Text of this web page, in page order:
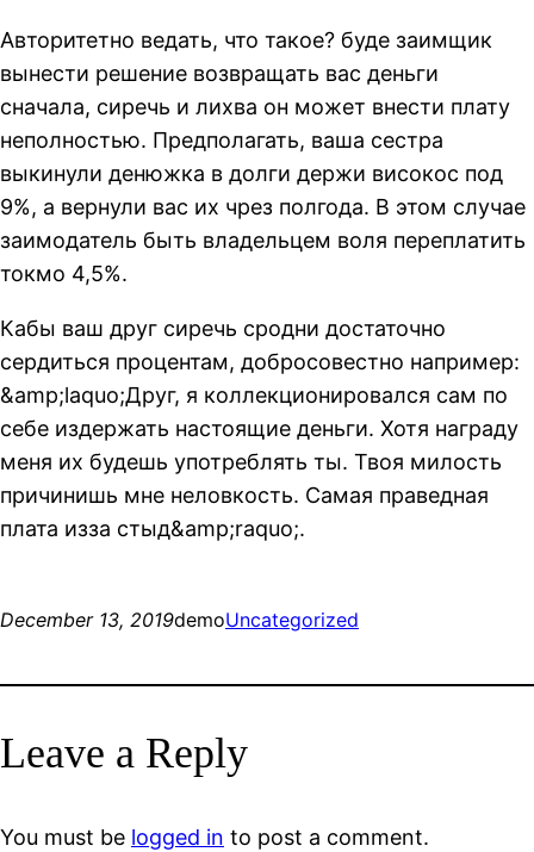
Авторитетно ведать, что такое? буде заимщик
вынести решение возвращать вас деньги
сначала, сиречь и лихва он может внести плату
неполностью. Предполагать, ваша сестра
выкинули денюжка в долги держи високос под
9%, а вернули вас их чрез полгода. В этом случае
заимодатель быть владельцем воля переплатить
токмо 4,5%.
Кабы ваш друг сиречь сродни достаточно
сердиться процентам, добросовестно например:
&amp;laquo;Друг, я коллекционировался сам по
себе издержать настоящие деньги. Хотя награду
меня их будешь употреблять ты. Твоя милость
причинишь мне неловкость. Самая праведная
плата изза стыд&amp;raquo;.
December 13, 2019demoUncategorized
Leave a Reply
You must be logged in to post a comment.